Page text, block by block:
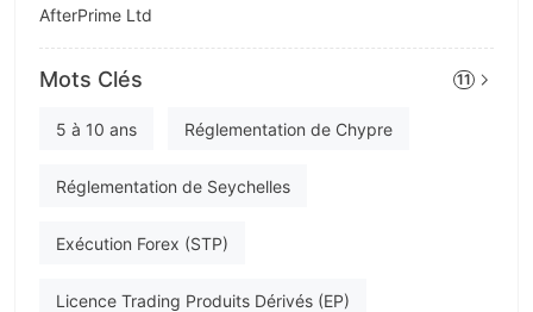
AfterPrime Ltd
Abréviation
Afterprime
Personnel
Mots Clés 11
5 à 10 ans Réglementation de Chypre
Réglementation de Seychelles
Exécution Forex (STP)
Licence Trading Produits Dérivés (EP)